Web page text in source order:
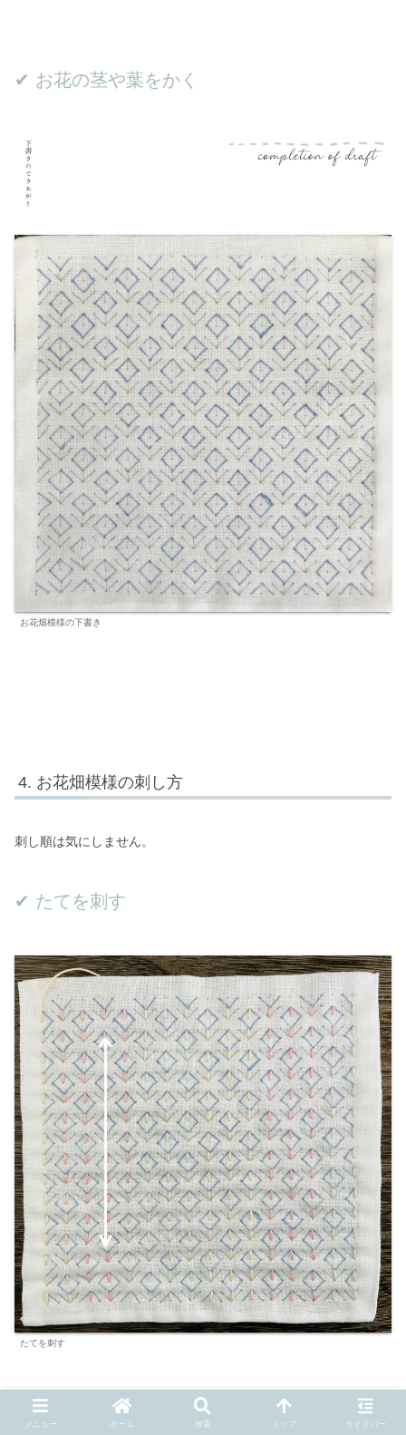
✔︎ お花の茎や葉をかく
お花畑模様の下書き
お花畑模様の刺し方
刺し順は気にしません。
✔︎ たてを刺す
たてを刺す
メニュー ホーム 検索 トップ サイドバー